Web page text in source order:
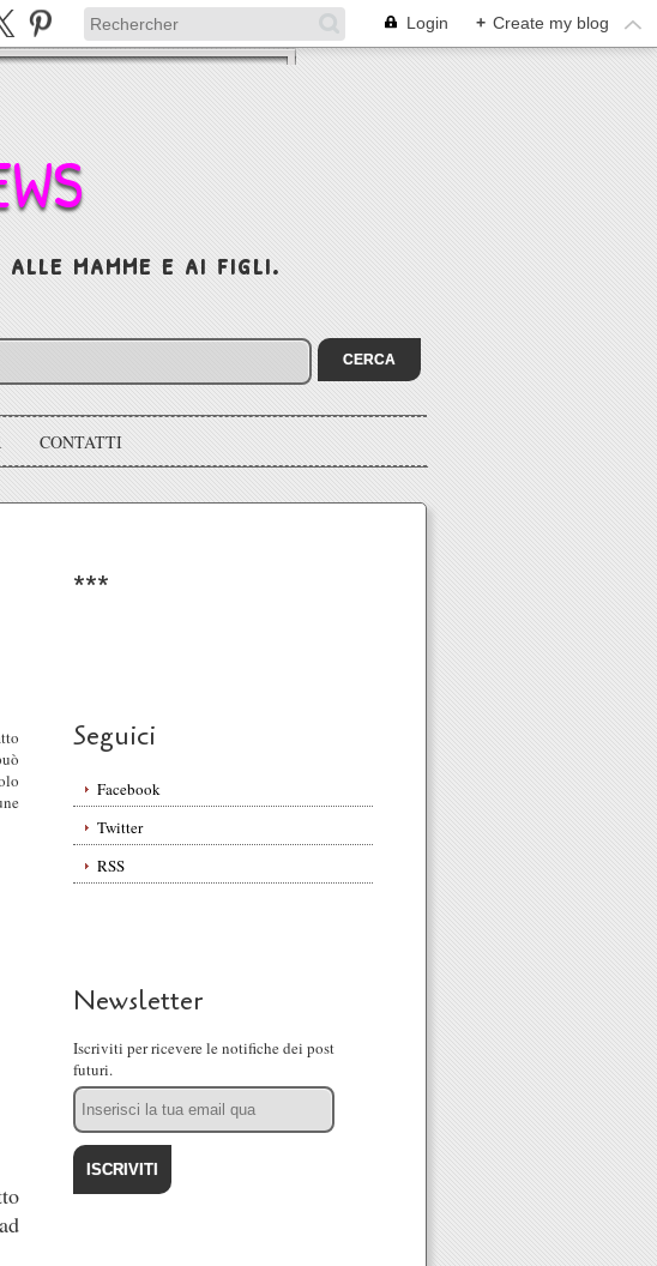
Login + Create my blog
mamme e ai figli.
CONTATTI
***
Seguici
Facebook
Twitter
RSS
Newsletter
Iscriviti per ricevere le notifiche dei post
futuri.
Email